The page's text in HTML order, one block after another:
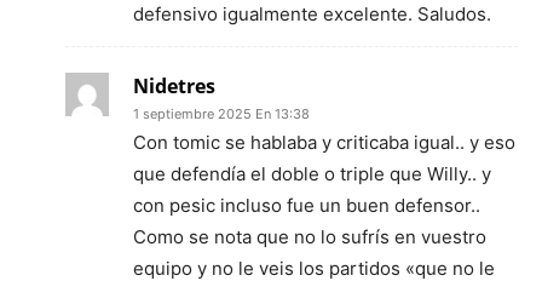
defensivo igualmente excelente. Saludos.
Nidetres
1 septiembre 2025 En 13:38
Con tomic se hablaba y criticaba igual.. y eso
que defendía el doble o triple que Willy.. y
con pesic incluso fue un buen defensor..
Como se nota que no lo sufrís en vuestro
equipo y no le veis los partidos «que no le